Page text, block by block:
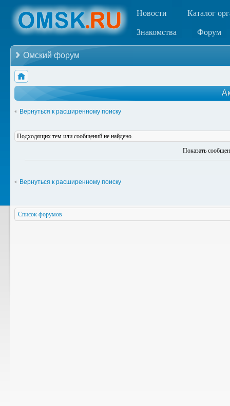
Новости Каталог
Знакомства Форум
Омский форум
Вернуться к расширенному поиску
Подходящих тем или сообщений не найдено.
Показать
Вернуться к расширенному поиску
Список форумов